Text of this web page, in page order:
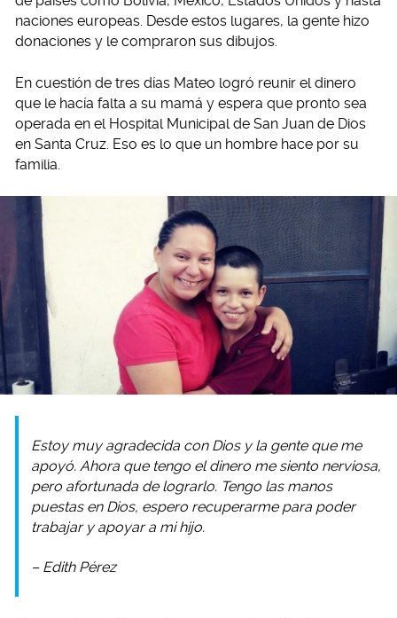
naciones europeas. Desde estos lugares, la gente hizo
donaciones y le compraron sus dibujos.
En cuestión de tres días Mateo logró reunir el dinero
que le hacía falta a su mamá y espera que pronto sea
operada en el Hospital Municipal de San Juan de Dios
en Santa Cruz. Eso es lo que un hombre hace por su
familia.
Estoy muy agradecida con Dios y la gente que me
apoyó. Ahora que tengo el dinero me siento nerviosa,
pero afortunada de lograrlo. Tengo las manos
puestas en Dios, espero recuperarme para poder
trabajar y apoyar a mi hijo.
– Edith Pérez